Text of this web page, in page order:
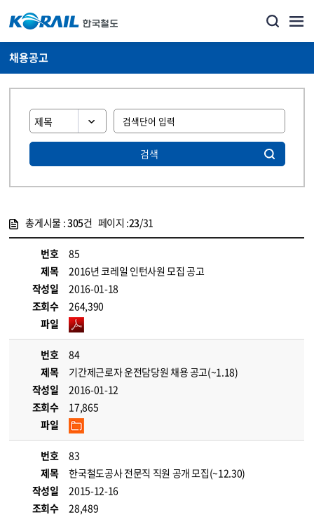
채용공고
검색
총게시물 :305건 페이지 :23/31
번호
85
제목
2016년 코레일 인턴사원 모집 공고
작성일
2016-01-18
조회수
264,390
파일
번호
84
제목
기간제근로자 운전담당원 채용 공고(~1.18)
작성일
2016-01-12
조회수
17,865
파일
번호
83
제목
한국철도공사 전문직 직원 공개 모집(~12.30)
작성일
2015-12-16
조회수
28,489